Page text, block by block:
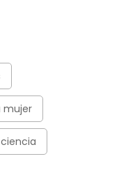
mujer